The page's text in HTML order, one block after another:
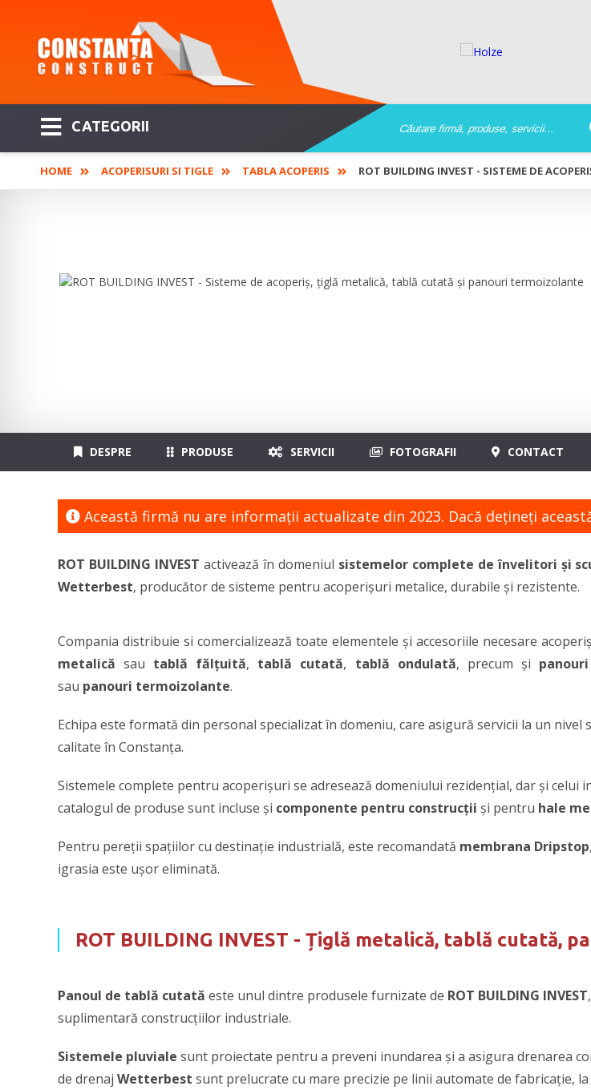
CATEGORII
HOME ACOPERISURI SI TIGLE TABLA ACOPERIS ROT BUILDING INVEST - SISTEME DE
DESPRE PRODUSE SERVICII FOTOGRAFII CONTACT
Această firmă nu are informaţii actualizate din 2023. Dacă dețineți
ROT BUILDING INVEST activează în domeniul sistemelor complete de învelitori și
Wetterbest, producător de sisteme pentru acoperişuri metalice, durabile și rezistente.
Compania distribuie si comercializează toate elementele și accesoriile necesare
metalică sau tablă fălțuită, tablă cutată, tablă ondulată, precum și
sau panouri termoizolante.
Echipa este formată din personal specializat în domeniu, care asigură servicii la un nivel
calitate în Constanța.
Sistemele complete pentru acoperișuri se adresează domeniului rezidențial, dar și celui
catalogul de produse sunt incluse și componente pentru construcții și pentru hale
Pentru pereții spațiilor cu destinație industrială, este recomandată membrana Dripstop
igrasia este ușor eliminată.
ROT BUILDING INVEST - Țiglă metalică, tablă cutată,
Panoul de tablă cutată este unul dintre produsele furnizate de ROT BUILDING INVEST
suplimentară construcțiilor industriale.
Sistemele pluviale sunt proiectate pentru a preveni inundarea și a asigura drenarea
de drenaj Wetterbest sunt prelucrate cu mare precizie pe linii automate de fabricaţie,